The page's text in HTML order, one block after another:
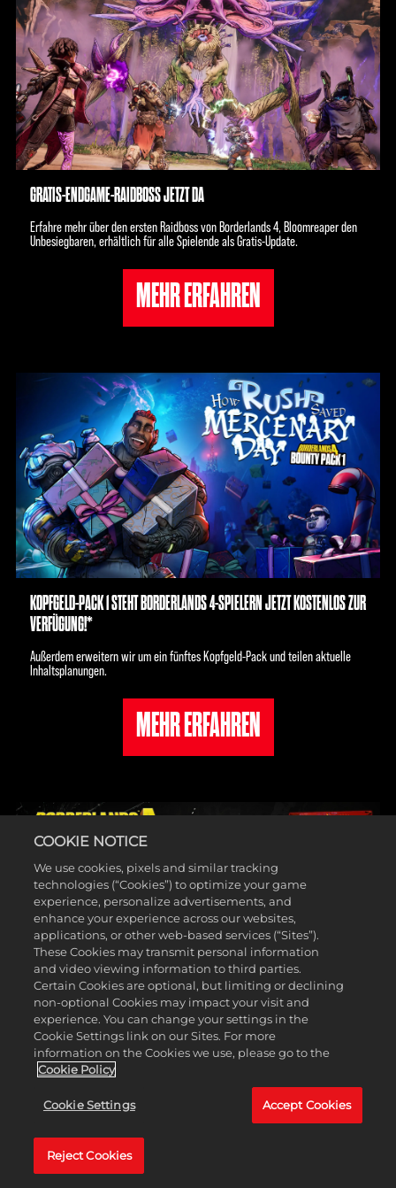
GRATIS-ENDGAME-RAIDBOSS JETZT DA
Erfahre mehr über den ersten Raidboss von Borderlands 4, Bloomreaper den
Unbesiegbaren, erhältlich für alle Spielende als Gratis-Update.
MEHR ERFAHREN
KOPFGELD-PACK 1 STEHT BORDERLANDS 4-SPIELERN JETZT KOSTENLOS ZUR
VERFÜGUNG!*
Außerdem erweitern wir um ein fünftes Kopfgeld-Pack und teilen aktuelle
Inhaltsplanungen.
MEHR ERFAHREN
IN BORDERLANDS 4 STEHT DAS SAISONALE MINI-EVENT „SCHRECKEN VON
KAIROS“ AN
Schnapp dir diesen SHiFT-Code für neue Kosmetika und sichere dir eine
Chance auf neue Beute, indem du Welt-Bosse tötest!
COOKIE NOTICE
We use cookies, pixels and similar tracking
technologies (“Cookies”) to optimize your game
experience, personalize advertisements, and
enhance your experience across our websites,
applications, or other web-based services (“Sites”).
These Cookies may transmit personal information
and video viewing information to third parties.
Certain Cookies are optional, but limiting or declining
non-optional Cookies may impact your visit and
experience. You can change your settings in the
Cookie Settings link on our Sites. For more
information on the Cookies we use, please go to the
Cookie Policy
Cookie Settings Accept Cookies
Reject Cookies